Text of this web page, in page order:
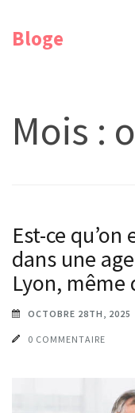
Bloge
Mois :
Est-ce
dans une
Lyon, même
OCTOBRE 28TH, 2025
0 COMMENTAIRE